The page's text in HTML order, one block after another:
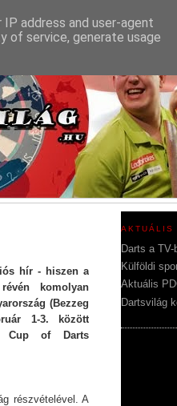
hír - hiszen a
komolyan
(Bezzeg
1-3. között
Cup of Darts
részvételével. A
AKTUÁLIS
Darts a
Külföldi
Aktuális
Dartsvilág
address and user-agent
of service, generate usage